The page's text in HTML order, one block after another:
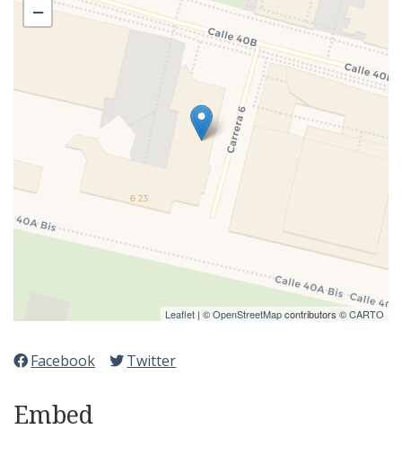
−
Leaflet | ©OpenStreetMapcontributors ©CARTO
Facebook Twitter
Embed